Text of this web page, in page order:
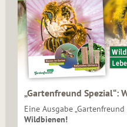
„Gartenfreund Spezial“:
Eine Ausgabe
Wildbienen!